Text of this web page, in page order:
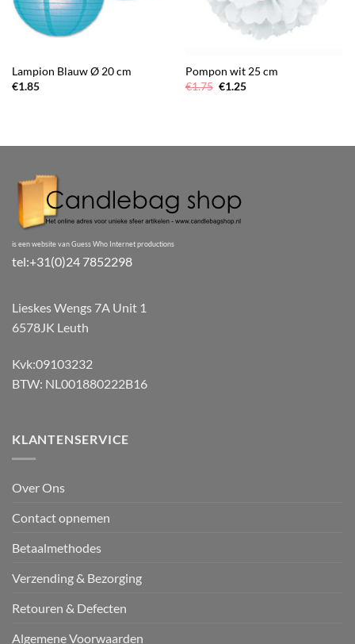
Lampion Blauw Ø 20 cm
€1.85
Pompon wit 25 cm
€1.75 Oorspronkelijke
€1.25Huidige
is een website van Guess Who Internet productions
tel:+31(0)24 7852298
Lieskes Wengs 7A Unit 1
6578JK Leuth
Kvk:09103232
BTW: NL001880222B16
KLANTENSERVICE
Over Ons
Contact opnemen
Betaalmethodes
Verzending & Bezorging
Retouren & Defecten
Algemene Voorwaarden